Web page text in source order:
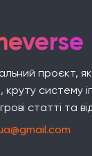
проєкт,
круту систему
статті та